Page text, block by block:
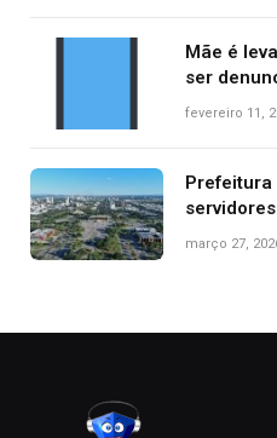
Mãe é
ser
contra
fevereiro 11,
de folga
março 27,